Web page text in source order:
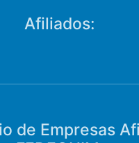
Afiliados:
de Empresas